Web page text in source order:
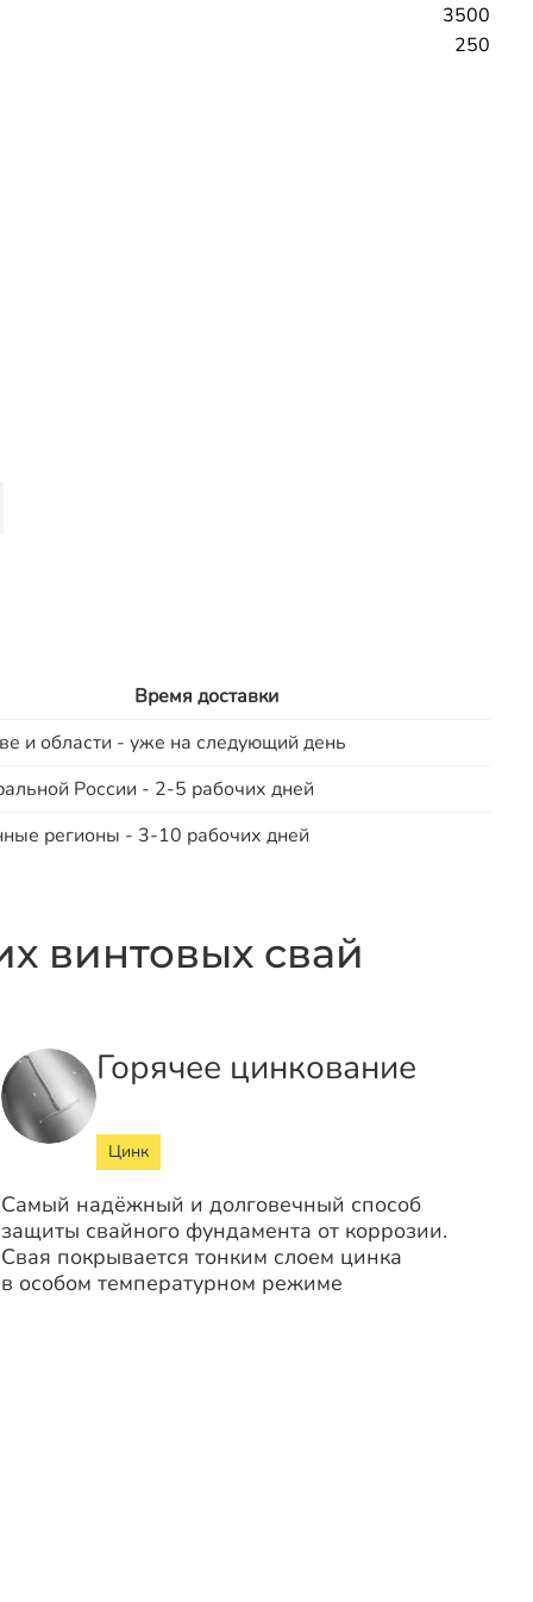
3500
250
Время доставки
и области - уже на следующий день
России - 2-5 рабочих дней
регионы - 3-10 рабочих дней
винтовых свай
Горячее цинкование
Цинк
Самый надёжный и долговечный способ
защиты свайного фундамента от коррозии.
Свая покрывается тонким слоем цинка
в особом температурном режиме